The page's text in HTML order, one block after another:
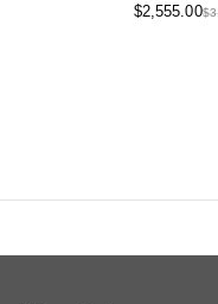
$
$2,555.00